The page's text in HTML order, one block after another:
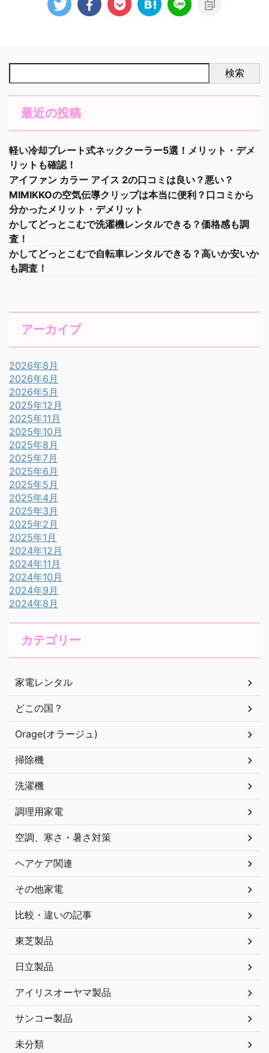
検索
最近の投稿
軽い冷却プレート式ネッククーラー5選！メリット・デメ
リットも確認！
アイファン カラー アイス 2の口コミは良い？悪い？
MIMIKKOの空気伝導クリップは本当に便利？口コミから
分かったメリット・デメリット
かしてどっとこむで洗濯機レンタルできる？価格感も調
査！
かしてどっとこむで自転車レンタルできる？高いか安いか
も調査！
アーカイブ
2026年8月
2026年6月
2026年5月
2025年12月
2025年11月
2025年10月
2025年8月
2025年7月
2025年6月
2025年5月
2025年4月
2025年3月
2025年2月
2025年1月
2024年12月
2024年11月
2024年10月
2024年9月
2024年8月
カテゴリー
家電レンタル
どこの国？
Orage(オラージュ)
掃除機
洗濯機
調理用家電
空調、寒さ・暑さ対策
ヘアケア関連
その他家電
比較・違いの記事
東芝製品
日立製品
アイリスオーヤマ製品
サンコー製品
未分類